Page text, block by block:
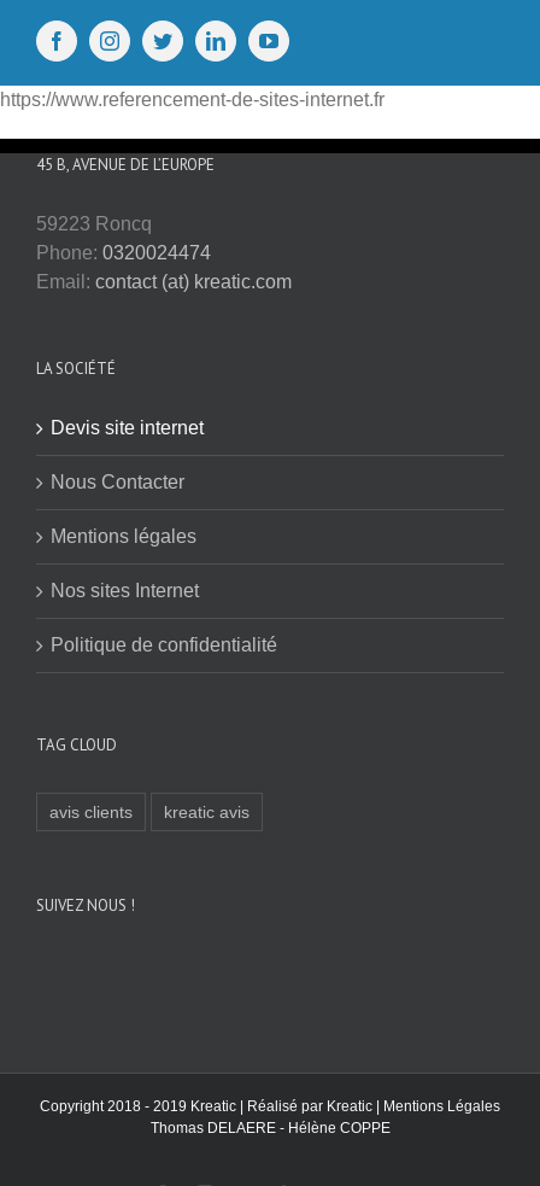
https://www.referencement-de-sites-internet.fr
45 B, AVENUE DE L’EUROPE
59223 Roncq
Phone: 0320024474
Email: contact (at) kreatic.com
LA SOCIÉTÉ
Devis site internet
Nous Contacter
Mentions légales
Nos sites Internet
Politique de confidentialité
TAG CLOUD
avis clients kreatic avis
SUIVEZ NOUS !
Copyright 2018 - 2019 Kreatic | Réalisé par Kreatic
Mentions Légales
Thomas DELAERE - Hélène COPPE